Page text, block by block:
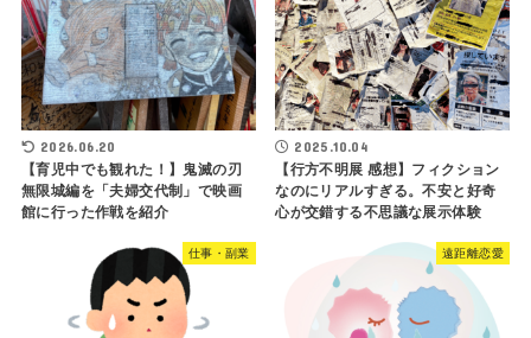
2026.06.20
【育児中でも観れた！】鬼滅の刃
無限城編を「夫婦交代制」で映画
館に行った作戦を紹介
2025.10.04
【行方不明展 感想】フィクション
なのにリアルすぎる。不安と好奇
心が交錯する不思議な展示体験
仕事・副業 遠距離恋愛